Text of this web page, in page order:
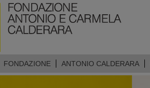
FONDAZIONE ANTONIO CALDERARA